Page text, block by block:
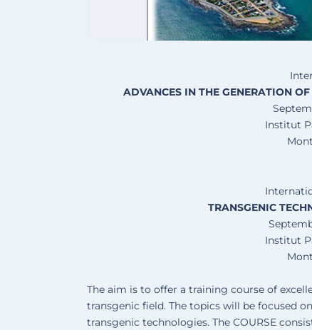
ADVANCES IN THE GENERATION
Institut
TRANSGENIC
Institut
The aim is to offer a training course of
transgenic field. The topics will be focused
transgenic technologies. The COURSE